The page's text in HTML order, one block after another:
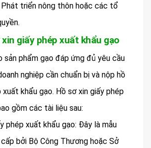
Phát triển nông thôn hoặc các tổ
xin giấy phép xuất khẩu gạo
sản phẩm gạo đáp ứng đủ yêu cầu
nghiệp cần chuẩn bị và nộp hồ
xuất khẩu gạo. Hồ sơ xin giấy phép
gồm các tài liệu sau:
phép xuất khẩu gạo: Đây là mẫu
bởi Bộ Công Thương hoặc Sở